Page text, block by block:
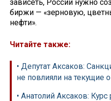
зависеть, России нужно
биржи — «зерновую,
нефти».
Читайте также:
• Депутат Аксаков:
не повлияли на текущие
• Анатолий Аксаков: Курс